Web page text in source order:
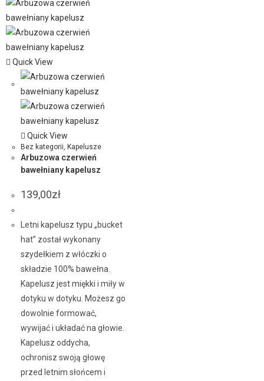
Quick View
Quick View
Bez kategorii Kapelusze
Arbuzowa czerwień
bawełniany kapelusz
139,00zł
Letni kapelusz typu „bucket
hat” został wykonany
szydełkiem z włóczki o
składzie 100% bawełna.
Kapelusz jest miękki i miły w
dotyku w dotyku. Możesz go
dowolnie formować,
wywijać i układać na głowie.
Kapelusz oddycha,
ochronisz swoją głowę
przed letnim słońcem i